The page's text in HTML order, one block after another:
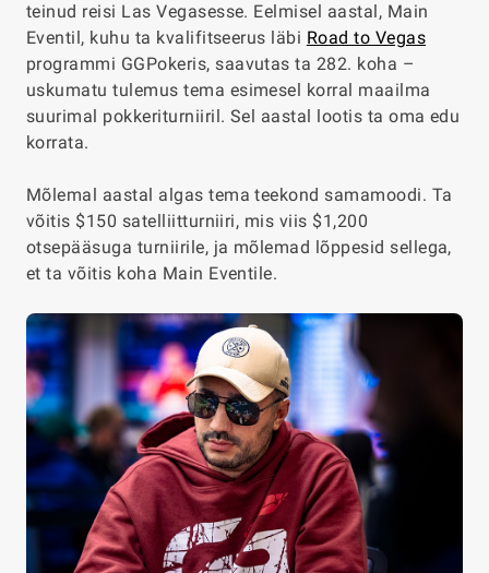
teinud reisi Las Vegasesse. Eelmisel aastal, Main
Eventil, kuhu ta kvalifitseerus läbi Road to Vegas
programmi GGPokeris, saavutas ta 282. koha –
uskumatu tulemus tema esimesel korral maailma
suurimal pokkeriturniiril. Sel aastal lootis ta oma edu
korrata.
Mõlemal aastal algas tema teekond samamoodi. Ta
võitis $150 satelliitturniiri, mis viis $1,200
otsepääsuga turniirile, ja mõlemad lõppesid sellega,
et ta võitis koha Main Eventile.